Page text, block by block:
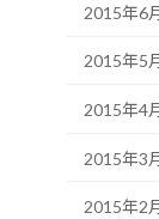
2015年6
2015年5
2015年4
2015年3
2015年2